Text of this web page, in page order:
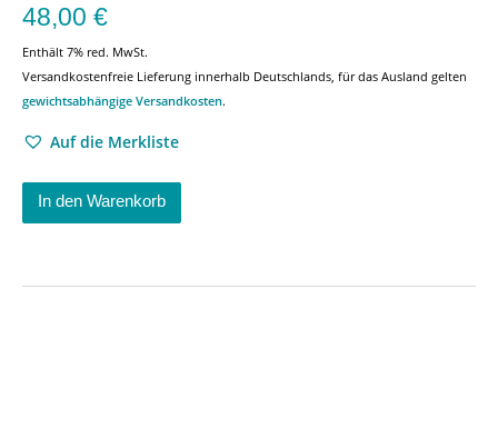
48,00 €
Enthält 7% red. MwSt.
Versandkostenfreie Lieferung innerhalb Deutschlands, für das Ausland gelten
gewichtsabhängige Versandkosten.
Auf die Merkliste
In den Warenkorb